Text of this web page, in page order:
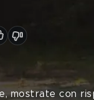
mostrate con